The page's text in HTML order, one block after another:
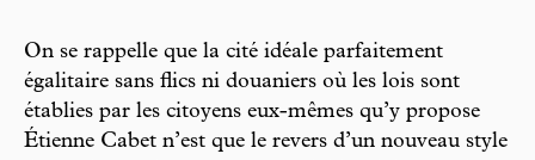
On se rappelle que la cité idéale parfaitement
égalitaire sans flics ni douaniers où les lois sont
établies par les citoyens eux-mêmes qu’y propose
Étienne Cabet n’est que le revers d’un nouveau style